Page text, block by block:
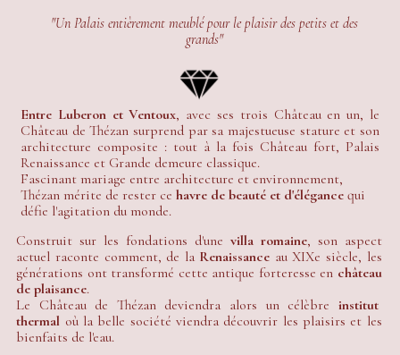
"Un Palais entièrement meublé pour le plaisir des petits et des
grands"
Entre Luberon et Ventoux, avec ses trois Château en un, le
Château de Thézan surprend par sa majestueuse stature et son
architecture composite : tout à la fois Château fort, Palais
Renaissance et Grande demeure classique.
Fascinant mariage entre architecture et environnement,
Thézan mérite de rester cehavre de beauté et d'élégance qui
défie l'agitation du monde.
Construit sur les fondations d'une villa romaine, son aspect
actuel raconte comment, de la Renaissance au XIXe siècle, les
générations ont transformé cette antique forteresse en château
de plaisance.
Le Château de Thézan deviendra alors un célèbre institut
thermal où la belle société viendra découvrir les plaisirs et les
bienfaits de l'eau.